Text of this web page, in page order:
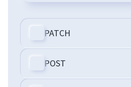
PATCH
POST